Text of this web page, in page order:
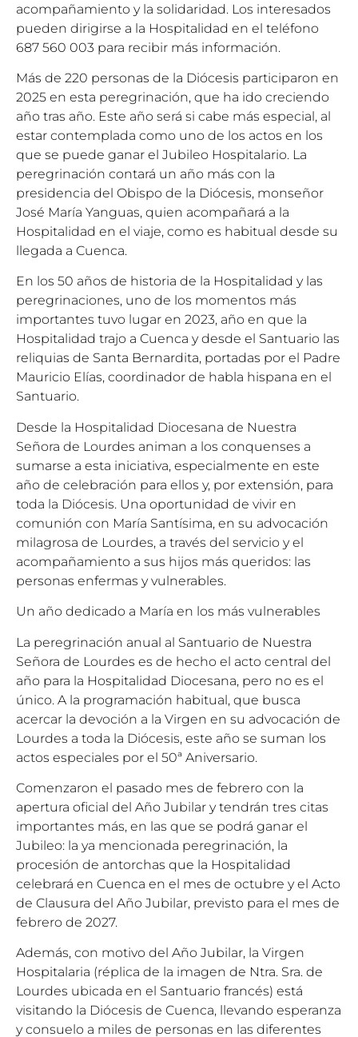
acompañamiento y la solidaridad. Los interesados
pueden dirigirse a la Hospitalidad en el teléfono
687 560 003 para recibir más información.
Más de 220 personas de la Diócesis participaron en
2025 en esta peregrinación, que ha ido creciendo
año tras año. Este año será si cabe más especial, al
estar contemplada como uno de los actos en los
que se puede ganar el Jubileo Hospitalario. La
peregrinación contará un año más con la
presidencia del Obispo de la Diócesis, monseñor
José María Yanguas, quien acompañará a la
Hospitalidad en el viaje, como es habitual desde su
llegada a Cuenca.
En los 50 años de historia de la Hospitalidad y las
peregrinaciones, uno de los momentos más
importantes tuvo lugar en 2023, año en que la
Hospitalidad trajo a Cuenca y desde el Santuario las
reliquias de Santa Bernardita, portadas por el Padre
Mauricio Elías, coordinador de habla hispana en el
Santuario.
Desde la Hospitalidad Diocesana de Nuestra
Señora de Lourdes animan a los conquenses a
sumarse a esta iniciativa, especialmente en este
año de celebración para ellos y, por extensión, para
toda la Diócesis. Una oportunidad de vivir en
comunión con María Santísima, en su advocación
milagrosa de Lourdes, a través del servicio y el
acompañamiento a sus hijos más queridos: las
personas enfermas y vulnerables.
Un año dedicado a María en los más vulnerables
La peregrinación anual al Santuario de Nuestra
Señora de Lourdes es de hecho el acto central del
año para la Hospitalidad Diocesana, pero no es el
único. A la programación habitual, que busca
acercar la devoción a la Virgen en su advocación de
Lourdes a toda la Diócesis, este año se suman los
actos especiales por el 50ª Aniversario.
Comenzaron el pasado mes de febrero con la
apertura oficial del Año Jubilar y tendrán tres citas
importantes más, en las que se podrá ganar el
Jubileo: la ya mencionada peregrinación, la
procesión de antorchas que la Hospitalidad
celebrará en Cuenca en el mes de octubre y el Acto
de Clausura del Año Jubilar, previsto para el mes de
febrero de 2027.
Además, con motivo del Año Jubilar, la Virgen
Hospitalaria (réplica de la imagen de Ntra. Sra. de
Lourdes ubicada en el Santuario francés) está
visitando la Diócesis de Cuenca, llevando esperanza
y consuelo a miles de personas en las diferentes